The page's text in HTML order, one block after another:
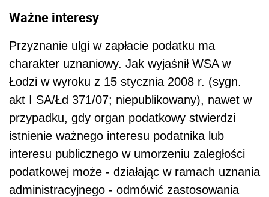
Ważne interesy
Przyznanie ulgi w zapłacie podatku ma
charakter uznaniowy. Jak wyjaśnił WSA w
Łodzi w wyroku z 15 stycznia 2008 r. (sygn.
akt I SA/Łd 371/07; niepublikowany), nawet w
przypadku, gdy organ podatkowy stwierdzi
istnienie ważnego interesu podatnika lub
interesu publicznego w umorzeniu zaległości
podatkowej może - działając w ramach uznania
administracyjnego - odmówić zastosowania